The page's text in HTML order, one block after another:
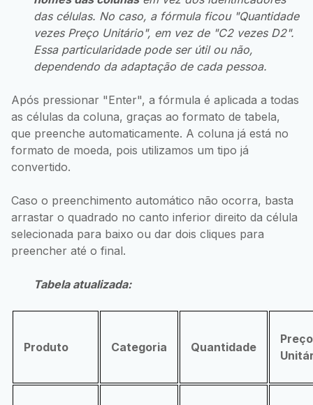
das células. No caso, a fórmula ficou "Quantidade
vezes Preço Unitário", em vez de "C2 vezes D2".
Essa particularidade pode ser útil ou não,
dependendo da adaptação de cada pessoa.
Após pressionar "Enter", a fórmula é aplicada a todas
as células da coluna, graças ao formato de tabela,
que preenche automaticamente. A coluna já está no
formato de moeda, pois utilizamos um tipo já
convertido.
Caso o preenchimento automático não ocorra, basta
arrastar o quadrado no canto inferior direito da célula
selecionada para baixo ou dar dois cliques para
preencher até o final.
Tabela atualizada:
Produto Categoria Quantidade
Preço